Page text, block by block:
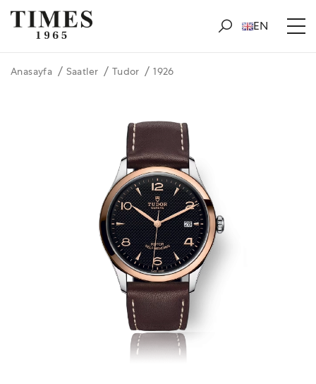
EN
Anasayfa Saatler Tudor 1926